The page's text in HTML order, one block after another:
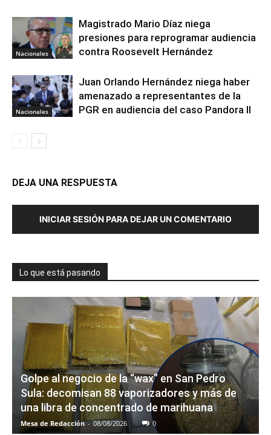
Nacionales
Magistrado Mario Díaz niega
presiones para reprogramar audiencia
contra Roosevelt Hernández
Nacionales
Juan Orlando Hernández niega haber
amenazado a representantes de la
PGR en audiencia del caso Pandora II
DEJA UNA RESPUESTA
INICIAR SESIÓN PARA DEJAR UN COMENTARIO
Lo que está pasando
Golpe al negocio de la “wax” en San Pedro
Sula: decomisan 88 vaporizadores y más de
una libra de concentrado de marihuana
Mesa de Redacción - 08/08/2026 0